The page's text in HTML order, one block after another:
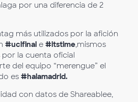
por una diferencia de 2
más utilizados por la afición
#uclfinal e #itstime,mismos
la cuenta oficial
del equipo “merengue” el
es #halamadrid.
con datos de Shareablee,